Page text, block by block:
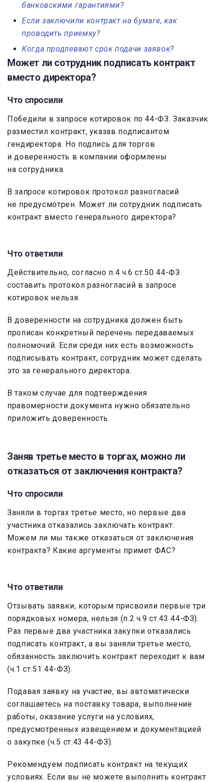
банковскими гарантиями?
Если заключили контракт на бумаге, как
проводить приемку?
Когда продлевают срок подачи заявок?
Может ли сотрудник подписать контракт
вместо директора?
Что спросили
Победили в запросе котировок по 44-ФЗ. Заказчик
разместил контракт, указав подписантом
гендиректора. Но подпись для торгов
и доверенность в компании оформлены
на сотрудника.
В запросе котировок протокол разногласий
не предусмотрен. Может ли сотрудник подписать
контракт вместо генерального директора?
Что ответили
Действительно, согласно п.4 ч.6 ст.50 44-ФЗ
составить протокол разногласий в запросе
котировок нельзя.
В доверенности на сотрудника должен быть
прописан конкретный перечень передаваемых
полномочий. Если среди них есть возможность
подписывать контракт, сотрудник может сделать
это за генерального директора.
В таком случае для подтверждения
правомерности документа нужно обязательно
приложить доверенность.
Заняв третье место в торгах, можно ли
отказаться от заключения контракта?
Что спросили
Заняли в торгах третье место, но первые два
участника отказались заключать контракт.
Можем ли мы также отказаться от заключения
контракта? Какие аргументы примет ФАС?
Что ответили
Отзывать заявки, которым присвоили первые три
порядковых номера, нельзя (п.2 ч.9 ст.43 44-ФЗ).
Раз первые два участника закупки отказались
подписать контракт, а вы заняли третье место,
обязанность заключить контракт переходит к вам
(ч.1 ст.51 44-ФЗ).
Подавая заявку на участие, вы автоматически
соглашаетесь на поставку товара, выполнение
работы, оказание услуги на условиях,
предусмотренных извещением и документацией
о закупке (ч.5 ст.43 44-ФЗ).
Рекомендуем подписать контракт на текущих
условиях. Если вы не можете выполнить контракт